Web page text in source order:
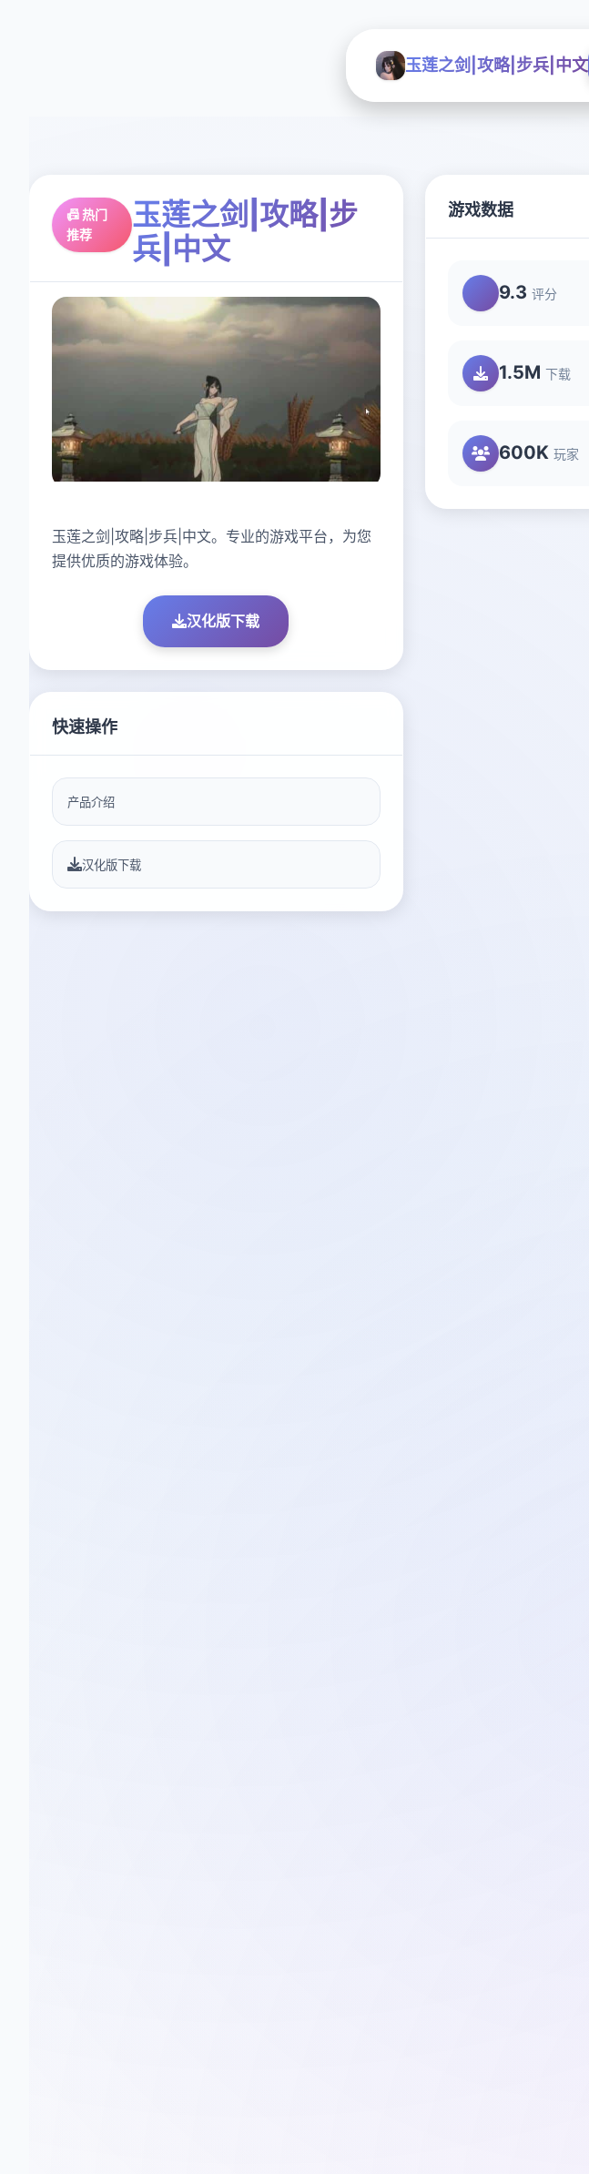
玉莲之剑|攻略|步兵|中文
📠 热门
推荐
玉莲之剑|攻略|步
兵|中文
玉莲之剑|攻略|步兵|中文。专业的游戏平台，为您
提供优质的游戏体验。
汉化版下载
游戏数据
9.3 评分
1.5M 下载
600K 玩家
快速操作
产品介绍
汉化版下载